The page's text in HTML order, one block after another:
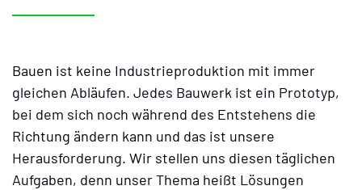
Bauen ist keine Industrieproduktion mit immer
gleichen Abläufen. Jedes Bauwerk ist ein Prototyp,
bei dem sich noch während des Entstehens die
Richtung ändern kann und das ist unsere
Herausforderung. Wir stellen uns diesen täglichen
Aufgaben, denn unser Thema heißt Lösungen